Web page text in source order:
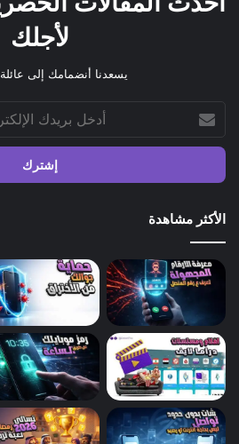
لأجلك
يسعدنا أنضمامك إلى
بريدك
الإلكتروني
الأكثر مشاهدة